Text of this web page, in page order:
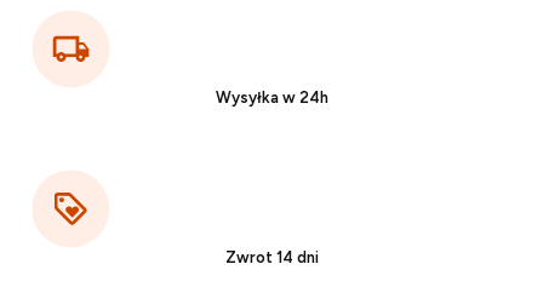
Wysyłka w 24h
Zwrot 14 dni